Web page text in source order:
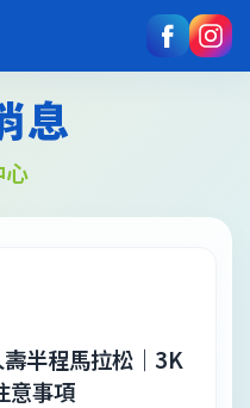
息
壽半程馬拉松｜3K
意事項